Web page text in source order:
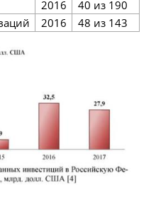
2016
40 из 190
2016 48 из 143